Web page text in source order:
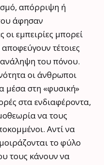
απόρριψη ή
άφησαν
οι εμπειρίες μπορεί
τέτοιες
του πόνου.
οι άνθρωποι
μέσα στη «φυσική»
στα ενδιαφέροντα,
να τους
Αντί να
το φύλο
τους κάνουν να